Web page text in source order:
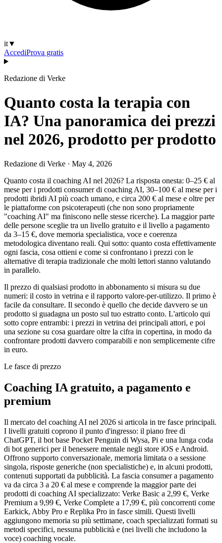
it▼
AccediProva gratis
Redazione di Verke
Quanto costa la terapia con
IA? Una panoramica dei prezzi
nel 2026, prodotto per prodotto
Redazione di Verke · May 4, 2026
Quanto costa il coaching AI nel 2026? La risposta onesta: 0–25 € al
mese per i prodotti consumer di coaching AI, 30–100 € al mese per i
prodotti ibridi AI più coach umano, e circa 200 € al mese e oltre per
le piattaforme con psicoterapeuti (che non sono propriamente
"coaching AI" ma finiscono nelle stesse ricerche). La maggior parte
delle persone sceglie tra un livello gratuito e il livello a pagamento
da 3–15 €, dove memoria specialistica, voce e coerenza
metodologica diventano reali. Qui sotto: quanto costa effettivamente
ogni fascia, cosa ottieni e come si confrontano i prezzi con le
alternative di terapia tradizionale che molti lettori stanno valutando
in parallelo.
Il prezzo di qualsiasi prodotto in abbonamento si misura su due
numeri: il costo in vetrina e il rapporto valore-per-utilizzo. Il primo è
facile da consultare. Il secondo è quello che decide davvero se un
prodotto si guadagna un posto sul tuo estratto conto. L'articolo qui
sotto copre entrambi: i prezzi in vetrina dei principali attori, e poi
una sezione su cosa guardare oltre la cifra in copertina, in modo da
confrontare prodotti davvero comparabili e non semplicemente cifre
in euro.
Le fasce di prezzo
Coaching IA gratuito, a pagamento e
premium
Il mercato del coaching AI nel 2026 si articola in tre fasce principali.
I livelli gratuiti coprono il punto d'ingresso: il piano free di
ChatGPT, il bot base Pocket Penguin di Wysa, Pi e una lunga coda
di bot generici per il benessere mentale negli store iOS e Android.
Offrono supporto conversazionale, memoria limitata o a sessione
singola, risposte generiche (non specialistiche) e, in alcuni prodotti,
contenuti supportati da pubblicità. La fascia consumer a pagamento
va da circa 3 a 20 € al mese e comprende la maggior parte dei
prodotti di coaching AI specializzato: Verke Basic a 2,99 €, Verke
Premium a 9,99 €, Verke Complete a 17,99 €, più concorrenti come
Earkick, Abby Pro e Replika Pro in fasce simili. Questi livelli
aggiungono memoria su più settimane, coach specializzati formati su
metodi specifici, nessuna pubblicità e (nei livelli che includono la
voce) coaching vocale.